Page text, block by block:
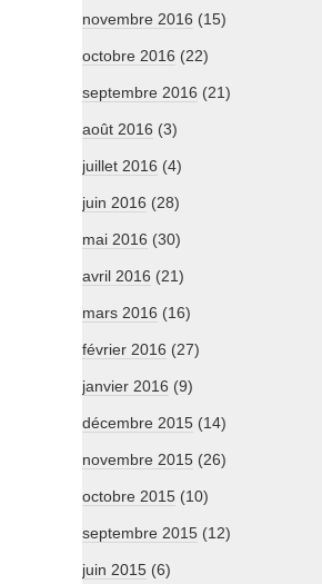
novembre 2016 (15)
octobre 2016 (22)
septembre 2016 (21)
août 2016 (3)
juillet 2016 (4)
juin 2016 (28)
mai 2016 (30)
avril 2016 (21)
mars 2016 (16)
février 2016 (27)
janvier 2016 (9)
décembre 2015 (14)
novembre 2015 (26)
octobre 2015 (10)
septembre 2015 (12)
juin 2015 (6)